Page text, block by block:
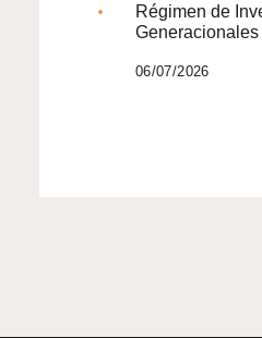
Régimen de
Generacionales
06/07/2026